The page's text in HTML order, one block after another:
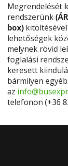
Megrendelését
rendszerünk
box)
lehetőségek
melynek rövid
foglalási
keresett
bármilyen
az
telefonon (+36